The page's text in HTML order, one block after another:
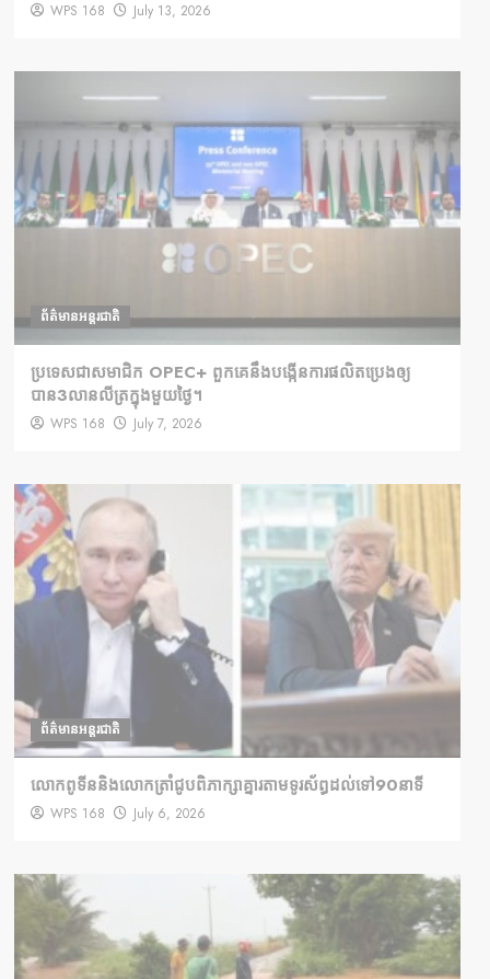
WPS 168 July 13, 2026
ព័ត៌មានអន្តរជាតិ
ប្រទេសជាសមាជិក OPEC+​ ពួកគេនឹងបង្កើនការផលិតប្រេងឲ្យ
បាន3លានលីត្រក្នុងមួយថ្ងៃ។
WPS 168 July 7, 2026
ព័ត៌មានអន្តរជាតិ
លោកពូទីននិងលោកត្រាំជូបពិភាក្សាគ្នារតាមទូរស័ព្ធដល់ទៅ90នាទី
WPS 168 July 6, 2026